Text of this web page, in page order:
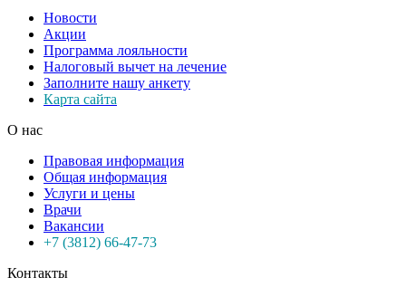
Новости
Акции
Программа лояльности
Налоговый вычет на лечение
Заполните нашу анкету
Карта сайта
О нас
Правовая информация
Общая информация
Услуги и цены
Врачи
Вакансии
+7 (3812) 66-47-73
Контакты